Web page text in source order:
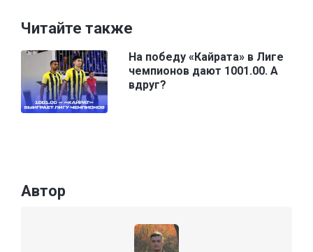
Читайте также
На победу «Кайрата» в Лиге
чемпионов дают 1001.00. А
вдруг?
Автор